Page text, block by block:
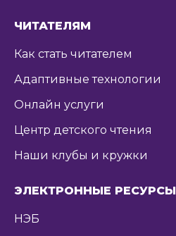
ЧИТАТЕЛЯМ
Как стать читателем
Адаптивные технологии
Онлайн услуги
Центр детского чтения
Наши клубы и кружки
ЭЛЕКТРОННЫЕ РЕСУРСЫ
НЭБ